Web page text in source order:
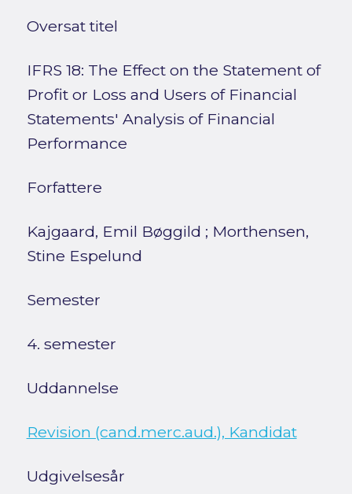
Oversat titel
IFRS 18: The Effect on the Statement of
Profit or Loss and Users of Financial
Statements' Analysis of Financial
Performance
Forfattere
Kajgaard, Emil Bøggild ; Morthensen,
Stine Espelund
Semester
4. semester
Uddannelse
Revision (cand.merc.aud.), Kandidat
Udgivelsesår